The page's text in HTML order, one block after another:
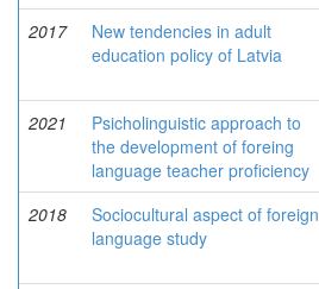
2017
New tendencies in adult
education policy of Latvia
2021
Psicholinguistic approach to
the development of foreing
language teacher proficiency
2018
Sociocultural aspect of foreign
language study